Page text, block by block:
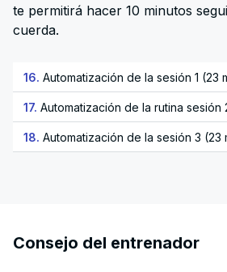
te permitirá hacer 10 minutos
cuerda.
16. Automatización de la sesión 1 (23
17. Automatización de la rutina sesión
18. Automatización de la sesión 3 (23
Consejo del entrenador